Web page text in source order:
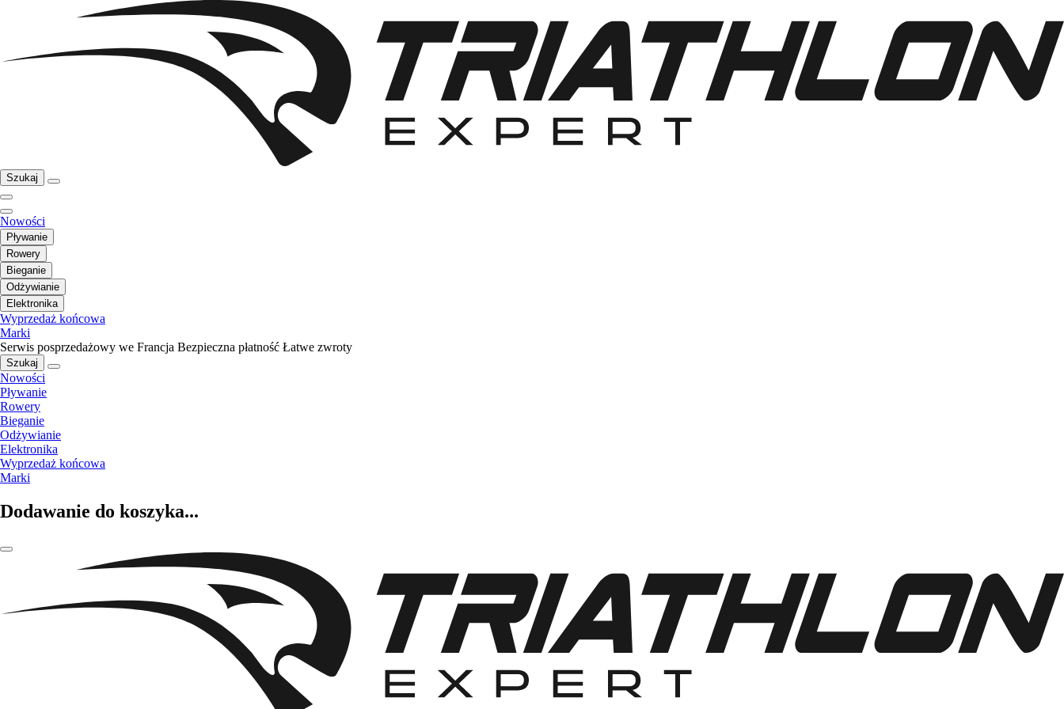
Szukaj
Nowości
Pływanie
Rowery
Bieganie
Odżywianie
Elektronika
Wyprzedaż końcowa
Marki
Serwis posprzedażowy we Francja Bezpieczna płatność Łatwe zwroty
Szukaj
Nowości
Pływanie
Rowery
Bieganie
Odżywianie
Elektronika
Wyprzedaż końcowa
Marki
Dodawanie do koszyka...